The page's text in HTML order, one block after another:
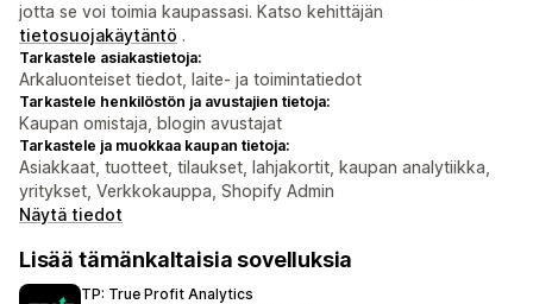
jotta se voi toimia kaupassasi. Katso kehittäjän
tietosuojakäytäntö .
Tarkastele asiakastietoja:
Arkaluonteiset tiedot, laite- ja toimintatiedot
Tarkastele henkilöstön ja avustajien tietoja:
Kaupan omistaja, blogin avustajat
Tarkastele ja muokkaa kaupan tietoja:
Asiakkaat, tuotteet, tilaukset, lahjakortit, kaupan analytiikka,
yritykset, Verkkokauppa, Shopify Admin
Näytä tiedot
Lisää tämänkaltaisia sovelluksia
TP: True Profit Analytics